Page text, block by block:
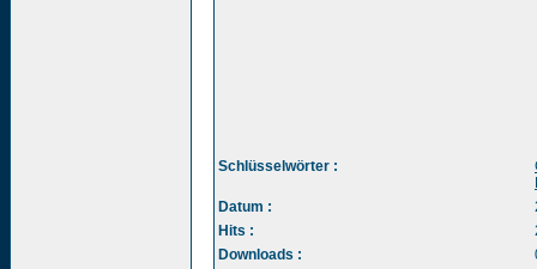
Schlüsselwörter :
Datum :
Hits :
Downloads :